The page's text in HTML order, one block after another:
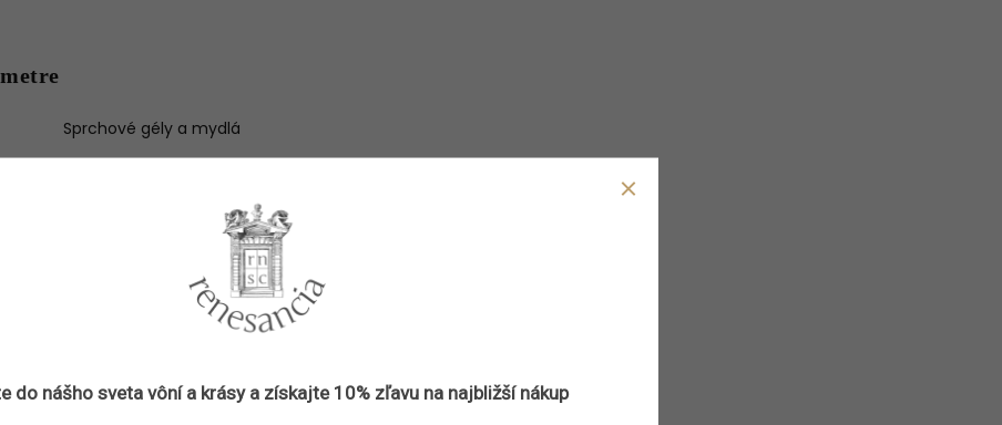
Sprchové gély a mydlá
: Koriander, čierne korenie, pačuli
do nášho sveta vôní a krásy a získajte 10% zľavu na najbližší nákup